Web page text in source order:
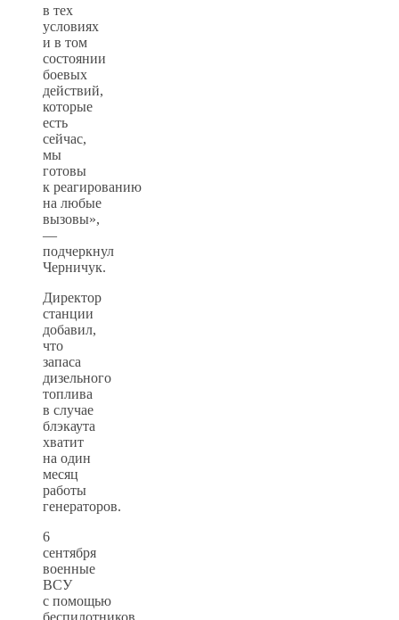
в тех
условиях
и в том
состоянии
боевых
действий,
которые
есть
сейчас,
мы
готовы
к реагированию
на любые
вызовы»,
—
подчеркнул
Черничук.
Директор
станции
добавил,
что
запаса
дизельного
топлива
в случае
блэкаута
хватит
на один
месяц
работы
генераторов.
6
сентября
военные
ВСУ
с помощью
беспилотников